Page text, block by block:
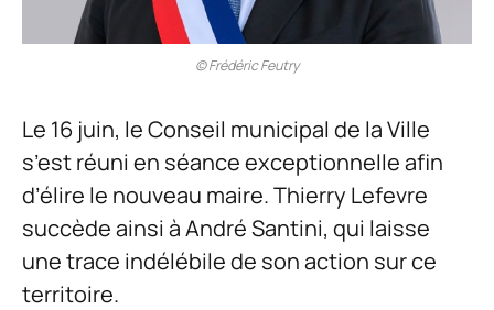
© Frédéric Feutry
Le 16 juin, le Conseil municipal de la Ville
s’est réuni en séance exceptionnelle afin
d’élire le nouveau maire. Thierry Lefevre
succède ainsi à André Santini, qui laisse
une trace indélébile de son action sur ce
territoire.